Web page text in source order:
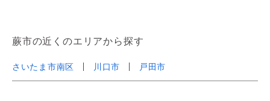
蕨市の近くのエリアから探す
さいたま市南区 川口市 戸田市